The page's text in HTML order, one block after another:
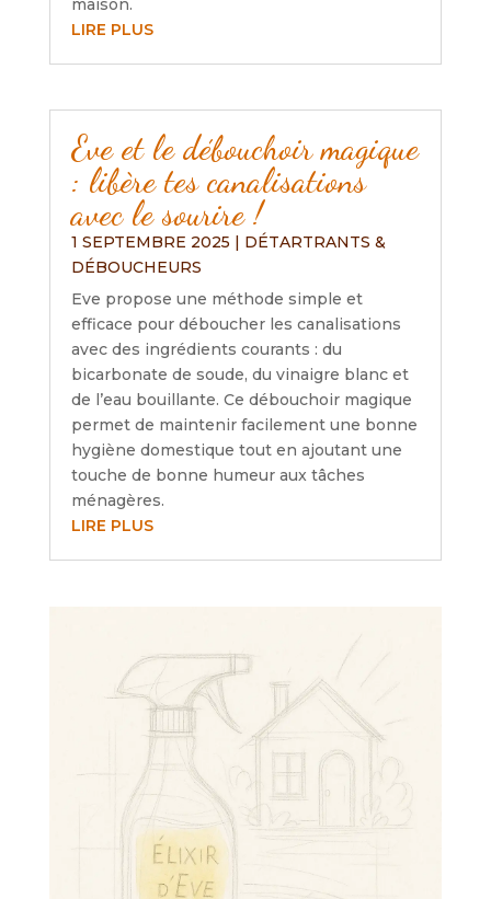
maison.
LIRE PLUS
Eve et le débouchoir magique
: libère tes canalisations
avec le sourire !
1 SEPTEMBRE 2025
DÉTARTRANTS &
DÉBOUCHEURS
Eve propose une méthode simple et
efficace pour déboucher les canalisations
avec des ingrédients courants : du
bicarbonate de soude, du vinaigre blanc et
de l’eau bouillante. Ce débouchoir magique
permet de maintenir facilement une bonne
hygiène domestique tout en ajoutant une
touche de bonne humeur aux tâches
ménagères.
LIRE PLUS